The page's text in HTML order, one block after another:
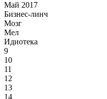
Май 2017
Бизнес-линч
Мозг
Мел
Идиотека
9
10
11
12
13
14